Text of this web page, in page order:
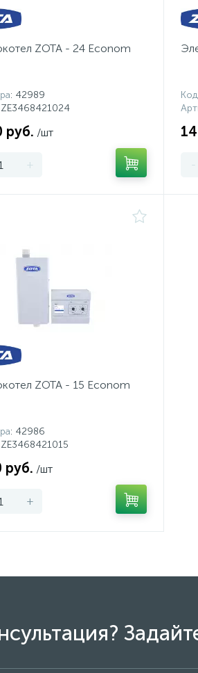
ZOTA - 24 Econom
: 42989
ZE3468421024
руб. /шт
+ -
ZOTA - 15 Econom
: 42986
ZE3468421015
руб. /шт
+